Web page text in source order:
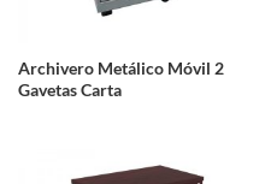
Archivero Metálico Móvil 2
Gavetas Carta